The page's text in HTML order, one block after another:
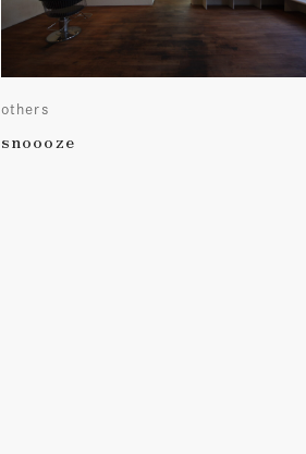
others
snoooze